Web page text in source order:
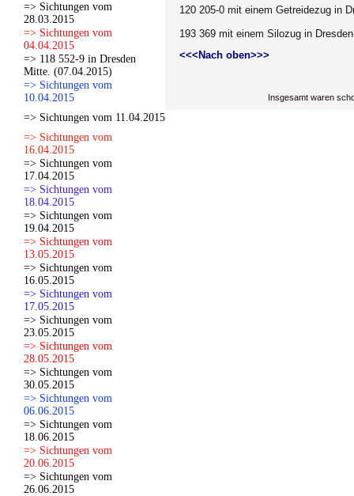
=> Sichtungen vom
28.03.2015
=> Sichtungen vom
04.04.2015
=> 118 552-9 in Dresden
Mitte. (07.04.2015)
=> Sichtungen vom
10.04.2015
=> Sichtungen vom 11.04.2015
=> Sichtungen vom
16.04.2015
=> Sichtungen vom
17.04.2015
=> Sichtungen vom
18.04.2015
=> Sichtungen vom
19.04.2015
=> Sichtungen vom
13.05.2015
=> Sichtungen vom
16.05.2015
=> Sichtungen vom
17.05.2015
=> Sichtungen vom
23.05.2015
=> Sichtungen vom
28.05.2015
=> Sichtungen vom
30.05.2015
=> Sichtungen vom
06.06.2015
=> Sichtungen vom
18.06.2015
=> Sichtungen vom
20.06.2015
=> Sichtungen vom
26.06.2015
120 205-0 mit einem Getreidezug in
193 369 mit einem Silozug in
<<<Nach oben>>>
Insgesamt waren